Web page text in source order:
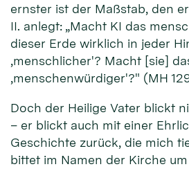
ernster ist der Maßstab, den
II. anlegt: „Macht KI das
dieser Erde wirklich in jeder
‚menschlicher'? Macht [sie]
‚menschenwürdiger'?" (MH
Doch der Heilige Vater blickt
– er blickt auch mit einer
Geschichte zurück, die mich
bittet im Namen der Kirche